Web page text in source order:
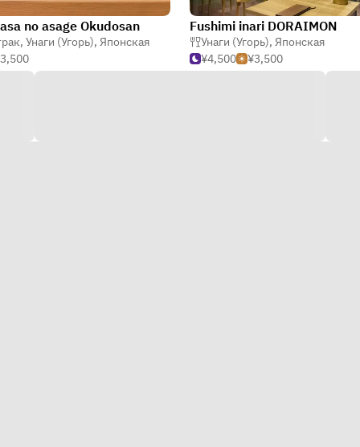
no asage Okudosan
, Унаги (Угорь), Японская
Fushimi inari DORAIMON
Унаги (Угорь), Японская
¥4,500
¥3,500